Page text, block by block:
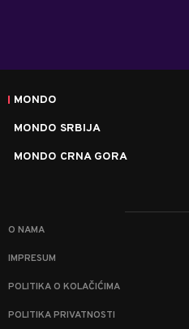
MONDO
MONDO SRBIJA
MONDO CRNA GORA
O NAMA
IMPRESUM
POLITIKA O KOLAČIĆIMA
POLITIKA PRIVATNOSTI